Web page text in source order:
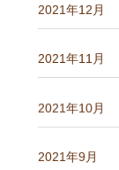
2021年12月
2021年11月
2021年10月
2021年9月